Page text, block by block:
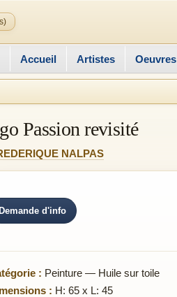
Accueil Artistes Oeuvres
Passion revisité
NALPAS
d'info
: Peinture — Huile sur toile
: H: 65 x L: 45